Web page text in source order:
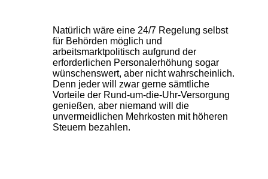
Natürlich wäre eine 24/7 Regelung selbst
für Behörden möglich und
arbeitsmarktpolitisch aufgrund der
erforderlichen Personalerhöhung sogar
wünschenswert, aber nicht wahrscheinlich.
Denn jeder will zwar gerne sämtliche
Vorteile der Rund-um-die-Uhr-Versorgung
genießen, aber niemand will die
unvermeidlichen Mehrkosten mit höheren
Steuern bezahlen.